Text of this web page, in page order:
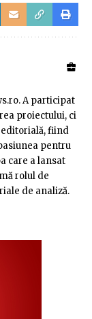
A participat
proiectului, ci
fiind
pentru
care a lansat
rolul de
de analiză.